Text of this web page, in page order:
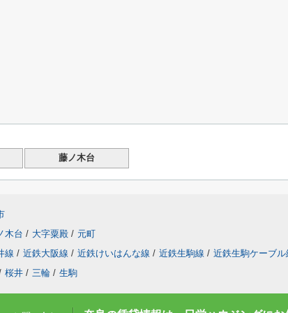
藤ノ木台
木台 / 大字粟殿 / 元町
線 / 近鉄大阪線 / 近鉄けいはんな線 / 近鉄生駒線 / 近鉄生駒ケーブル
桜井 / 三輪 / 生駒